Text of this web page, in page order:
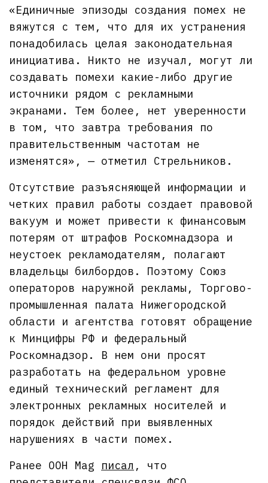
«Единичные эпизоды создания помех не
вяжутся с тем, что для их устранения
понадобилась целая законодательная
инициатива. Никто не изучал, могут ли
создавать помехи какие-либо другие
источники рядом с рекламными
экранами. Тем более, нет уверенности
в том, что завтра требования по
правительственным частотам не
изменятся», — отметил Стрельников.
Отсутствие разъясняющей информации и
четких правил работы создает правовой
вакуум и может привести к финансовым
потерям от штрафов Роскомнадзора и
неустоек рекламодателям, полагают
владельцы билбордов. Поэтому Союз
операторов наружной рекламы, Торгово-
промышленная палата Нижегородской
области и агентства готовят обращение
к Минцифры РФ и федеральный
Роскомнадзор. В нем они просят
разработать на федеральном уровне
единый технический регламент для
электронных рекламных носителей и
порядок действий при выявленных
нарушениях в части помех.
Ранее OOH Mag писал , что